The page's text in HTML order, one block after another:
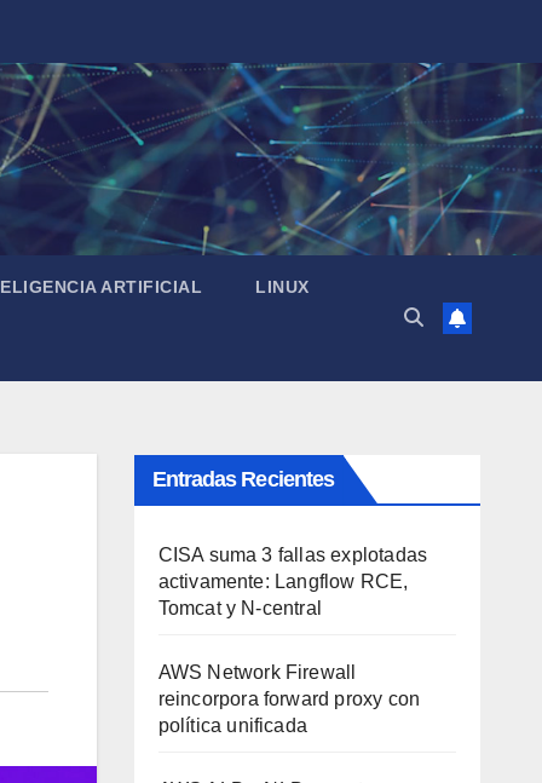
ARTIFICIAL LINUX
Entradas Recientes
CISA suma 3 fallas explotadas
activamente: Langflow RCE,
Tomcat y N-central
AWS Network Firewall
reincorpora forward proxy con
política unificada